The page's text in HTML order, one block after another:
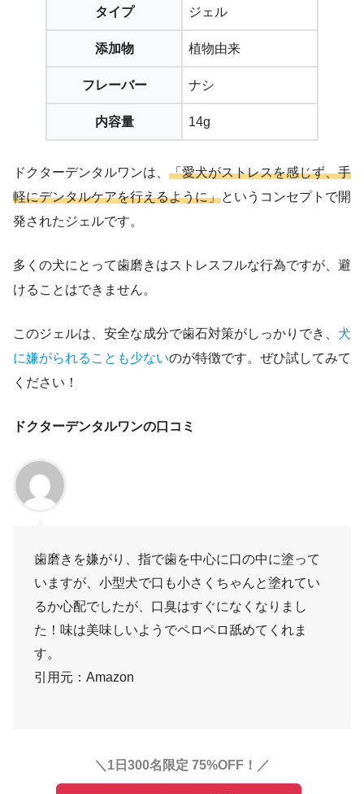
タイプ ジェル
添加物 植物由来
フレーバー ナシ
内容量 14g
ドクターデンタルワンは、 「愛犬がストレスを感じず、手
軽にデンタルケアを行えるように」というコンセプトで開
発されたジェルです。
多くの犬にとって歯磨きはストレスフルな行為ですが、避
けることはできません。
このジェルは、安全な成分で歯石対策がしっかりでき、 犬
に嫌がられることも少ないのが特徴です。ぜひ試してみて
ください！
ドクターデンタルワンの口コミ
歯磨きを嫌がり、指で歯を中心に口の中に塗って
いますが、小型犬で口も小さくちゃんと塗れてい
るか心配でしたが、口臭はすぐになくなりまし
た！味は美味しいようでペロペロ舐めてくれま
す。
引用元：Amazon
＼1日300名限定 75%OFF！／